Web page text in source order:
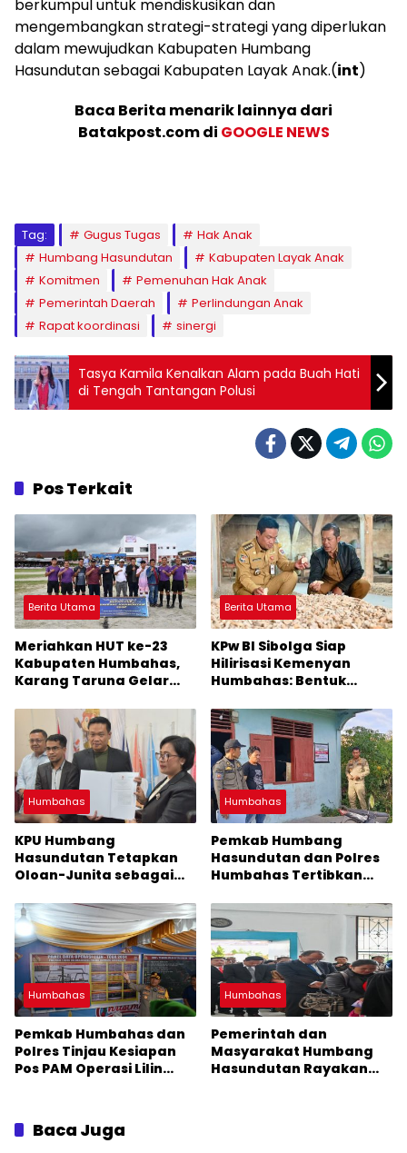
berkumpul untuk mendiskusikan dan
mengembangkan strategi-strategi yang diperlukan
dalam mewujudkan Kabupaten Humbang
Hasundutan sebagai Kabupaten Layak Anak.(int)
Baca Berita menarik lainnya dari
Batakpost.com di GOOGLE NEWS
Tag: Gugus Tugas
Hak Anak
Humbang Hasundutan
Kabupaten Layak Anak
Komitmen
Pemenuhan Hak Anak
Pemerintah Daerah
Perlindungan Anak
Rapat koordinasi
sinergi
Tasya Kamila Kenalkan Alam pada Buah Hati
di Tengah Tantangan Polusi
Pos Terkait
Berita Utama
Meriahkan HUT ke-23
Kabupaten Humbahas,
Karang Taruna Gelar
Bupati Cup
Berita Utama
KPw BI Sibolga Siap
Hilirisasi Kemenyan
Humbahas: Bentuk
Dijejaki
Humbahas
KPU Humbang
Hasundutan Tetapkan
Oloan-Junita sebagai
Terpilih Periode 2025-
2030
Humbahas
Pemkab Humbang
Hasundutan dan Polres
Humbahas Tertibkan
Bonanionan
Humbahas
Pemkab Humbahas dan
Polres Tinjau Kesiapan
Pos PAM Operasi Lilin
Humbahas
Pemerintah dan
Masyarakat Humbang
Hasundutan Rayakan
Baca Juga